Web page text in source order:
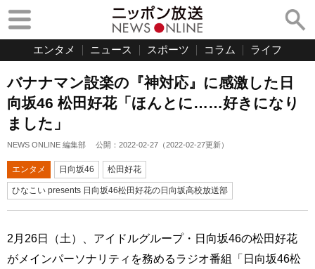
エンタメ ニュース スポーツ コラム ライフ
バナナマン設楽の『神対応』に感激した日
向坂46 松田好花「ほんとに……好きになり
ました」
NEWS ONLINE 編集部 公開： 2022-02-27 （2022-02-27更新）
エンタメ 日向坂46 松田好花
ひなこい presents 日向坂46松田好花の日向坂高校放送部
2月26日（土）、アイドルグループ・日向坂46の松田好花
がメインパーソナリティを務めるラジオ番組「日向坂46松